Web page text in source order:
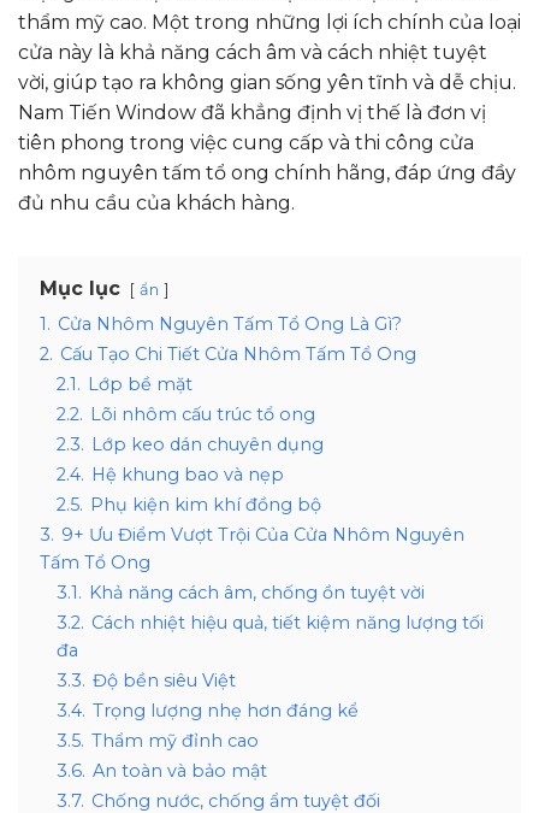
thẩm mỹ cao. Một trong những lợi ích chính của loại
cửa này là khả năng cách âm và cách nhiệt tuyệt
vời, giúp tạo ra không gian sống yên tĩnh và dễ chịu.
Nam Tiến Window đã khẳng định vị thế là đơn vị
tiên phong trong việc cung cấp và thi công cửa
nhôm nguyên tấm tổ ong chính hãng, đáp ứng đầy
đủ nhu cầu của khách hàng.
Mục lục ẩn
1. Cửa Nhôm Nguyên Tấm Tổ Ong Là Gì?
2. Cấu Tạo Chi Tiết Cửa Nhôm Tấm Tổ Ong
2.1. Lớp bề mặt
2.2. Lõi nhôm cấu trúc tổ ong
2.3. Lớp keo dán chuyên dụng
2.4. Hệ khung bao và nẹp
2.5. Phụ kiện kim khí đồng bộ
3. 9+ Ưu Điểm Vượt Trội Của Cửa Nhôm Nguyên
Tấm Tổ Ong
3.1. Khả năng cách âm, chống ồn tuyệt vời
3.2. Cách nhiệt hiệu quả, tiết kiệm năng lượng tối
đa
3.3. Độ bền siêu Việt
3.4. Trọng lượng nhẹ hơn đáng kể
3.5. Thẩm mỹ đỉnh cao
3.6. An toàn và bảo mật
3.7. Chống nước, chống ẩm tuyệt đối